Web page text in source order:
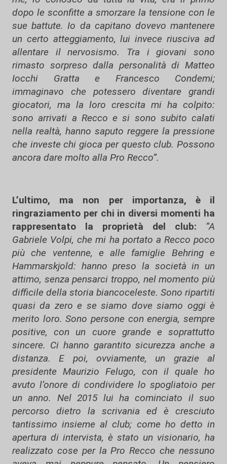
dopo le sconfitte a smorzare la tensione con le
sue battute. Io da capitano dovevo mantenere
un certo atteggiamento, lui invece riusciva ad
allentare il nervosismo. Tra i giovani sono
rimasto sorpreso dalla personalità di Matteo
Iocchi Gratta e Francesco Condemi;
immaginavo che potessero diventare grandi
giocatori, ma la loro crescita mi ha colpito:
sono arrivati a Recco e si sono subito calati
nella realtà, hanno saputo reggere la pressione
che investe chi gioca per questo club. Possono
ancora dare molto alla Pro Recco”.
L’ultimo, ma non per importanza, è il
ringraziamento per chi in diversi momenti ha
rappresentato la proprietà del club:
“A
Gabriele Volpi, che mi ha portato a Recco poco
più che ventenne, e alle famiglie Behring e
Hammarskjold: hanno preso la società in un
attimo, senza pensarci troppo, nel momento più
difficile della storia biancoceleste. Sono ripartiti
quasi da zero e se siamo dove siamo oggi è
merito loro. Sono persone con energia, sempre
positive, con un cuore grande e soprattutto
sincere. Ci hanno garantito sicurezza anche a
distanza. E poi, ovviamente, un grazie al
presidente Maurizio Felugo, con il quale ho
avuto l’onore di condividere lo spogliatoio per
un anno. Nel 2015 lui ha cominciato il suo
percorso dietro la scrivania ed è cresciuto
tantissimo insieme al club; come ho detto in
apertura di intervista, è stato un visionario, ha
realizzato cose per la Pro Recco che nessuno